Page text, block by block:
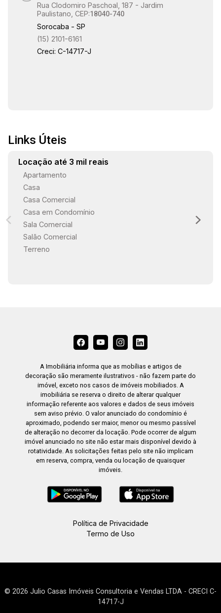
Rua Clodomiro Paschoal, 187 - Jardim
Paulistano, CEP:18040-740
Sorocaba - SP
(15) 2101-6161
Creci: C-14717-J
Links Úteis
Locação até 3 mil reais
Apartamento
Casa
Casa Comercial
Casa em Condomínio
Sala Comercial
Salão Comercial
Terreno
A Imobiliária informa que as mobílias e artigos de
decoração são meramente ilustrativos - não fazem parte do
imóvel, exceto nos casos de imóveis mobiliados. A
imobiliária se reserva o direito de alterar qualquer
informação referente aos valores e dados de seus imóveis
sem aviso prévio. O valor anunciado do condomínio é
aproximado, podendo ser maior, menor ou mesmo passível
de alteração no decorrer da locação. Pode ocorrer de algum
imóvel anunciado no site não estar mais disponível devido à
rotatividade. As solicitações feitas pelo site não implicam
em reserva, compra, venda ou locação de quaisquer
imóveis.
Política de Privacidade
Termo de Uso
© 2026 Julio Casas Imóveis Consultoria e Vendas LTDA - CRECI C-
14717-J